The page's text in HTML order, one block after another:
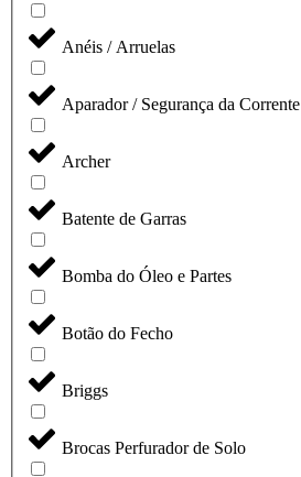
Anéis / Arruelas
Aparador / Segurança da Corrente
Archer
Batente de Garras
Bomba do Óleo e Partes
Botão do Fecho
Briggs
Brocas Perfurador de Solo